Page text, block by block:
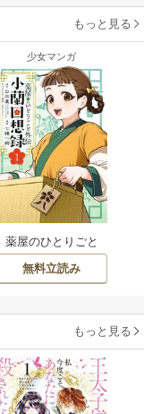
とてもよくわかる。
もっと見る
少女マンガ
薬屋のひとりごと
外伝 小蘭回想録
無料立読み
もっと見る